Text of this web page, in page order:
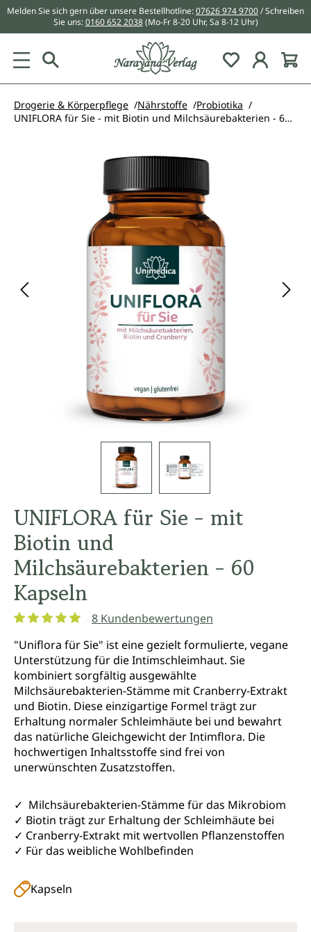
springen
Melden Sie sich gern über unsere Bestellhotline:07626 974 9700/ Schreiben
Sie uns:0160 652 2038 (Mo-Fr 8-20 Uhr, Sa 8-12 Uhr)
Du hast 0
Drogerie & Körperpflege Nährstoffe
Probiotika
UNIFLORA für Sie - mit Biotin und Milchsäurebakterien - 60 Kapseln
Bildergalerie überspringen
UNIFLORA für Sie - mit
Biotin und
Milchsäurebakterien - 60
Kapseln
8 Kundenbewertungen
"Uniflora für Sie" ist eine gezielt formulierte, vegane
Unterstützung für die Intimschleimhaut. Sie
kombiniert sorgfältig ausgewählte
Milchsäurebakterien-Stämme mit Cranberry-Extrakt
und Biotin. Diese einzigartige Formel trägt zur
Erhaltung normaler Schleimhäute bei und bewahrt
das natürliche Gleichgewicht der Intimflora. Die
hochwertigen Inhaltsstoffe sind frei von
unerwünschten Zusatzstoffen.
✓ Milchsäurebakterien-Stämme für das Mikrobiom
✓ Biotin trägt zur Erhaltung der Schleimhäute bei
✓ Cranberry-Extrakt mit wertvollen Pflanzenstoffen
✓ Für das weibliche Wohlbefinden
Kapseln